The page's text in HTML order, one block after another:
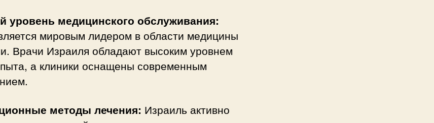
уровень медицинского обслуживания:
мировым лидером в области медицины
Врачи Израиля обладают высоким уровнем
а клиники оснащены современным
методы лечения: Израиль активно